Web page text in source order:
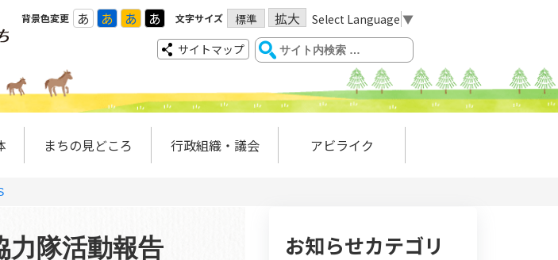
背景色変更 あ あ あ あ 文字サイズ 標準 拡大 Select Language ▼
サイトマップ
まちの見どころ 行政組織・議会 アビライク
力隊活動報告 お知らせカテゴリ